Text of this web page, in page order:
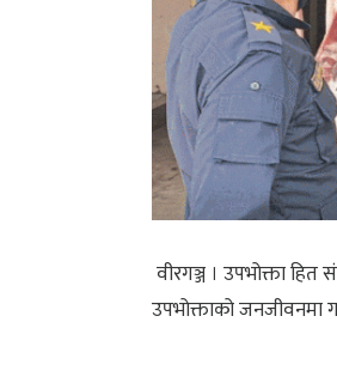
वीरगञ्ज । उपभोक्ता
उपभोक्ताको जनजीवनमा